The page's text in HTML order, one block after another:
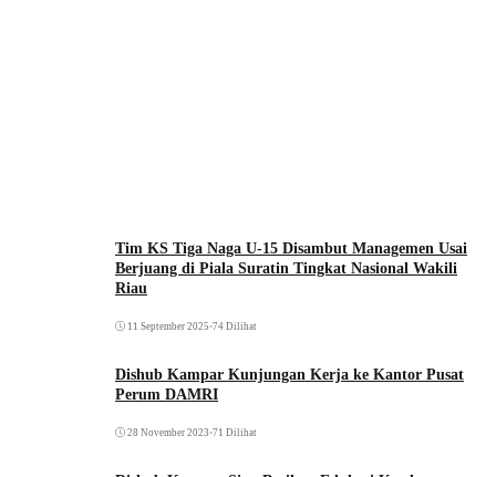
Tim KS Tiga Naga U-15 Disambut Managemen Usai
Berjuang di Piala Suratin Tingkat Nasional Wakili
Riau
11 September 2025 •74 Dilihat
Dishub Kampar Kunjungan Kerja ke Kantor Pusat
Perum DAMRI
28 November 2023 •71 Dilihat